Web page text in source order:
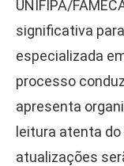
UNIFIPA/
significativa
especializada
processo
apresenta
leitura atenta
atualizações